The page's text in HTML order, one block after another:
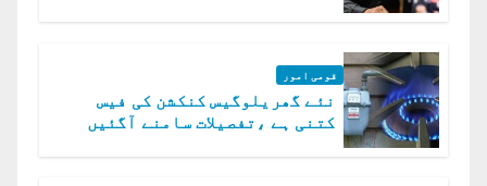
قومی امور
نئے گھریلوگیس کنکشن کی فیس
کتنی ہے ،تفصیلات سامنے آگئیں